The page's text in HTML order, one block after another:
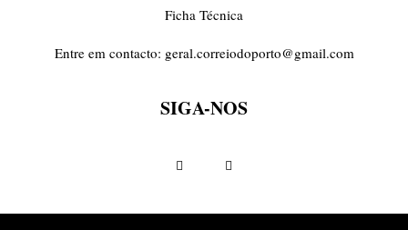
Ficha Técnica
Entre em contacto: geral.correiodoporto@gmail.com
SIGA-NOS